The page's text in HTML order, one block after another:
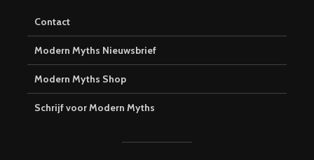
Contact
Modern Myths Nieuwsbrief
Modern Myths Shop
Schrijf voor Modern Myths